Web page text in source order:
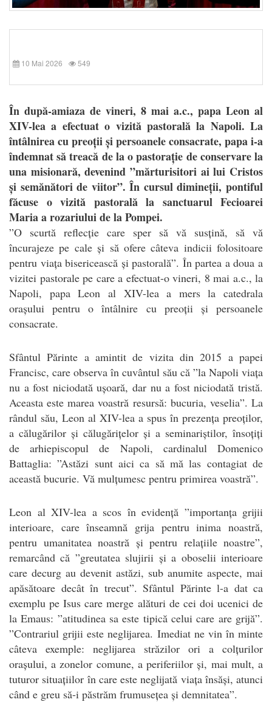
10 Mai 2026 549
În după-amiaza de vineri, 8 mai a.c., papa Leon al
XIV-lea a efectuat o vizită pastorală la Napoli. La
întâlnirea cu preoții și persoanele consacrate, papa i-a
îndemnat să treacă de la o pastorație de conservare la
una misionară, devenind ”mărturisitori ai lui Cristos
și semănători de viitor”. În cursul dimineții, pontiful
făcuse o vizită pastorală la sanctuarul Fecioarei
Maria a rozariului de la Pompei.
”O scurtă reflecție care sper să vă susțină, să vă
încurajeze pe cale și să ofere câteva indicii folositoare
pentru viața bisericească și pastorală”. În partea a doua a
vizitei pastorale pe care a efectuat-o vineri, 8 mai a.c., la
Napoli, papa Leon al XIV-lea a mers la catedrala
orașului pentru o întâlnire cu preoții și persoanele
consacrate.
Sfântul Părinte a amintit de vizita din 2015 a papei
Francisc, care observa în cuvântul său că ”la Napoli viața
nu a fost niciodată ușoară, dar nu a fost niciodată tristă.
Aceasta este marea voastră resursă: bucuria, veselia”. La
rândul său, Leon al XIV-lea a spus în prezența preoților,
a călugărilor și călugărițelor și a seminariștilor, însoțiți
de arhiepiscopul de Napoli, cardinalul Domenico
Battaglia: ”Astăzi sunt aici ca să mă las contagiat de
această bucurie. Vă mulțumesc pentru primirea voastră”.
Leon al XIV-lea a scos în evidență ”importanța grijii
interioare, care înseamnă grija pentru inima noastră,
pentru umanitatea noastră și pentru relațiile noastre”,
remarcând că ”greutatea slujirii și a oboselii interioare
care decurg au devenit astăzi, sub anumite aspecte, mai
apăsătoare decât în trecut”. Sfântul Părinte l-a dat ca
exemplu pe Isus care merge alături de cei doi ucenici de
la Emaus: ”atitudinea sa este tipică celui care are grijă”.
”Contrariul grijii este neglijarea. Imediat ne vin în minte
câteva exemple: neglijarea străzilor ori a colțurilor
orașului, a zonelor comune, a periferiilor și, mai mult, a
tuturor situațiilor în care este neglijată viața însăși, atunci
când e greu să-i păstrăm frumusețea și demnitatea”.